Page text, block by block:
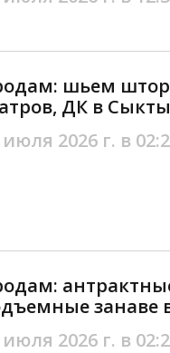
шьем
ДК в
июля 2026 г. в
занаве
июля 2026 г. в